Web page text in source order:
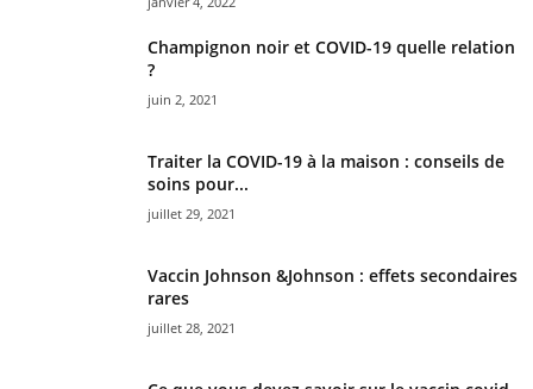
Champignon noir et COVID-19 quelle relation
?
juin 2, 2021
Traiter la COVID-19 à la maison : conseils de
soins pour...
juillet 29, 2021
Vaccin Johnson &Johnson : effets secondaires
rares
juillet 28, 2021